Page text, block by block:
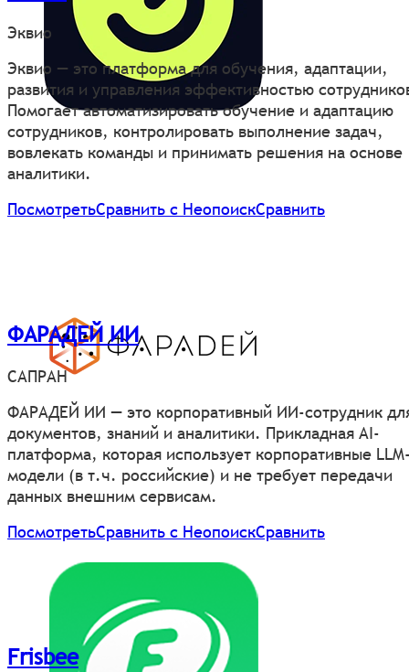
Эквио
Эквио — это платформа для обучения, адаптации,
развития и управления эффективностью
Помогает автоматизировать обучение и адаптацию
сотрудников, контролировать выполнение задач,
вовлекать команды и принимать решения на основе
аналитики.
ПосмотретьСравнить с НеопоискСравнить
ФАРАДЕЙ ИИ
САПРАН
ФАРАДЕЙ ИИ — это корпоративный ИИ-сотрудник
документов, знаний и аналитики. Прикладная AI-
платформа, которая использует корпоративные
модели (в т.ч. российские) и не требует передачи
данных внешним сервисам.
ПосмотретьСравнить с НеопоискСравнить
Frisbee